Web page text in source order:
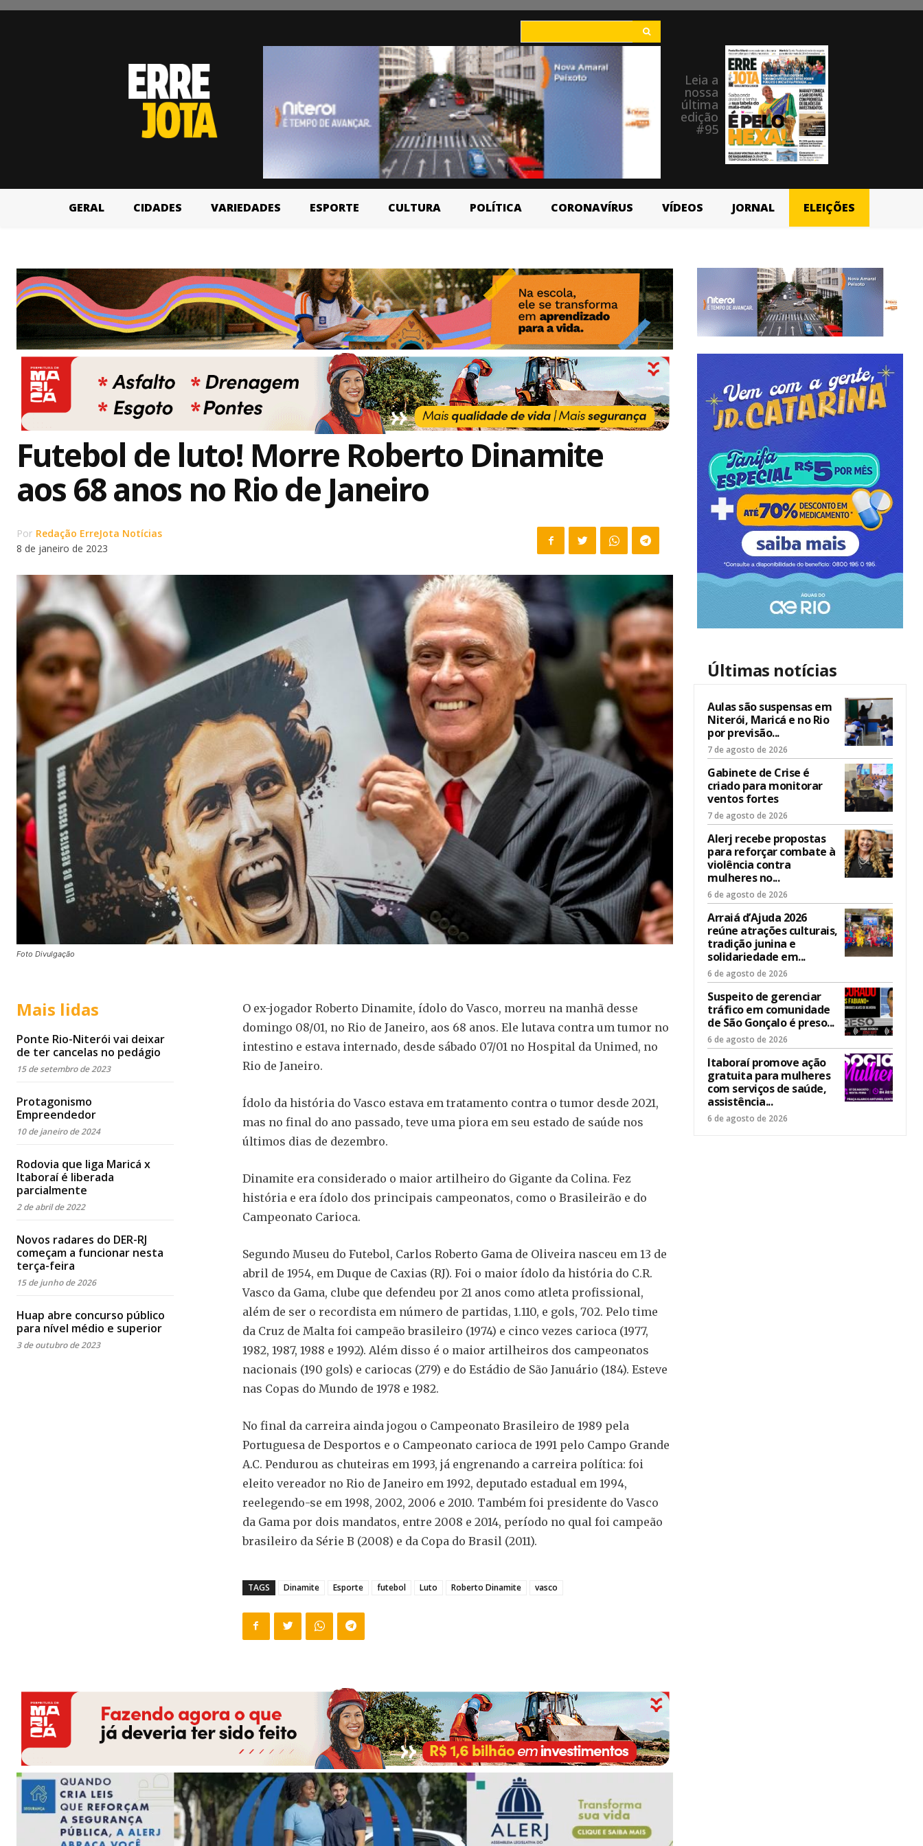
Leia a
nossa
última
edição
#95
GERAL CIDADES VARIEDADES ESPORTE CULTURA POLÍTICA CORONAVÍRUS VÍDEOS JORNAL ELEIÇÕES
Futebol de luto! Morre Roberto Dinamite
aos 68 anos no Rio de Janeiro
Por Redação ErreJota Notícias
8 de janeiro de 2023
Foto Divulgação
Mais lidas
Ponte Rio-Niterói vai deixar
de ter cancelas no pedágio
15 de setembro de 2023
Protagonismo
Empreendedor
10 de janeiro de 2024
Rodovia que liga Maricá x
Itaboraí é liberada
parcialmente
2 de abril de 2022
Novos radares do DER-RJ
começam a funcionar nesta
terça-feira
15 de junho de 2026
Huap abre concurso público
para nível médio e superior
3 de outubro de 2023
O ex-jogador Roberto Dinamite, ídolo do Vasco, morreu na manhã desse
domingo 08/01, no Rio de Janeiro, aos 68 anos. Ele lutava contra um tumor no
intestino e estava internado, desde sábado 07/01 no Hospital da Unimed, no
Rio de Janeiro.
Ídolo da história do Vasco estava em tratamento contra o tumor desde 2021,
mas no final do ano passado, teve uma piora em seu estado de saúde nos
últimos dias de dezembro.
Dinamite era considerado o maior artilheiro do Gigante da Colina. Fez
história e era ídolo dos principais campeonatos, como o Brasileirão e do
Campeonato Carioca.
Segundo Museu do Futebol, Carlos Roberto Gama de Oliveira nasceu em 13 de
abril de 1954, em Duque de Caxias (RJ). Foi o maior ídolo da história do C.R.
Vasco da Gama, clube que defendeu por 21 anos como atleta profissional,
além de ser o recordista em número de partidas, 1.110, e gols, 702. Pelo time
da Cruz de Malta foi campeão brasileiro (1974) e cinco vezes carioca (1977,
1982, 1987, 1988 e 1992). Além disso é o maior artilheiros dos campeonatos
nacionais (190 gols) e cariocas (279) e do Estádio de São Januário (184). Esteve
nas Copas do Mundo de 1978 e 1982.
No final da carreira ainda jogou o Campeonato Brasileiro de 1989 pela
Portuguesa de Desportos e o Campeonato carioca de 1991 pelo Campo Grande
A.C. Pendurou as chuteiras em 1993, já engrenando a carreira política: foi
eleito vereador no Rio de Janeiro em 1992, deputado estadual em 1994,
reelegendo-se em 1998, 2002, 2006 e 2010. Também foi presidente do Vasco
da Gama por dois mandatos, entre 2008 e 2014, período no qual foi campeão
brasileiro da Série B (2008) e da Copa do Brasil (2011).
TAGS Dinamite Esporte futebol Luto Roberto Dinamite vasco
Últimas notícias
Aulas são suspensas em
Niterói, Maricá e no Rio
por previsão...
7 de agosto de 2026
Gabinete de Crise é
criado para monitorar
ventos fortes
7 de agosto de 2026
Alerj recebe propostas
para reforçar combate à
violência contra
mulheres no...
6 de agosto de 2026
Arraiá d’Ajuda 2026
reúne atrações culturais,
tradição junina e
solidariedade em...
6 de agosto de 2026
Suspeito de gerenciar
tráfico em comunidade
de São Gonçalo é preso...
6 de agosto de 2026
Itaboraí promove ação
gratuita para mulheres
com serviços de saúde,
assistência...
6 de agosto de 2026